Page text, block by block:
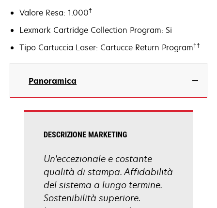
Valore Resa: 1.000†
Lexmark Cartridge Collection Program: Si
Tipo Cartuccia Laser: Cartucce Return Program††
Panoramica
DESCRIZIONE MARKETING
Un'eccezionale e costante
qualità di stampa. Affidabilità
del sistema a lungo termine.
Sostenibilità superiore.